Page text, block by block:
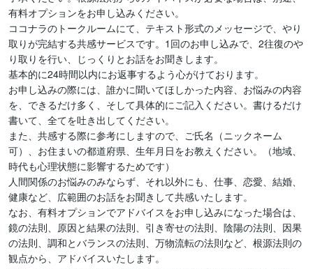
有料オプションをお申し込みください。
ココナラのトークルームにて、テキスト形式のメッセージで、やり
取りが完結する共感サービスです。1回のお申し込みで、2往復のや
り取りを行い、じっくりとお話をお聞きします。
基本的に24時間以内にお返事するよう心がけております。
お申し込みの際には、誰かに聞いてほしかった内容、お悩みの内容
を、できるだけ多く、そして具体的にご記入ください。書けるだけ
書いて、全てを吐き出してください。
また、共感する際に参考にしますので、ご氏名（ニックネーム
可）、お住まいの都道府県、生年月日をお教えください。（地域、
時代も心理状態に影響するためです）
人間関係のお悩みのみならず、それ以外にも、仕事、恋愛、結婚、
健康など、広範囲のお話をお聞きして共感いたします。
なお、有料オプションでアドバイスをお申し込みになった場合は、
鏡の法則、原因と結果の法則、引き寄せの法則、陰陽の法則、因果
の法則、調和とバランスの法則、万物流転の法則など、根源法則の
観点から、アドバイスいたします。